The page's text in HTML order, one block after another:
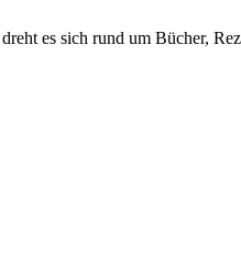
es sich rund um Bücher,